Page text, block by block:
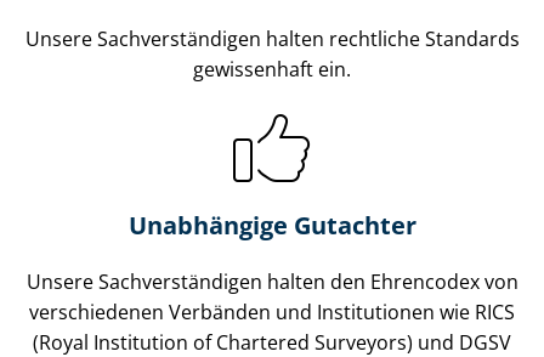
Unsere Sach­ver­stän­di­gen halten rechtliche Standards
gewissenhaft ein.
Unabhängige Gutachter
Unsere Sach­ver­stän­di­gen halten den Ehrencodex von
verschiedenen Verbänden und Institutionen wie RICS
(Royal Institution of Chartered Surveyors) und DGSV